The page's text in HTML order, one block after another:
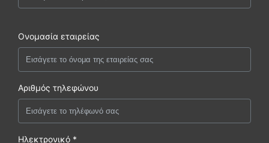
Ονομασία εταιρείας
Αριθμός τηλεφώνου
Ηλεκτρονικό *